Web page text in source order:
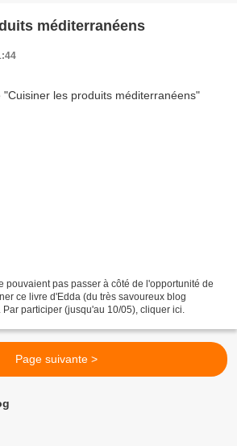
méditerranéens
pouvaient pas passer à côté de l'opportunité de
ce livre d'Edda (du très savoureux blog
participer (jusqu'au 10/05), cliquer ici.
Page suivante >